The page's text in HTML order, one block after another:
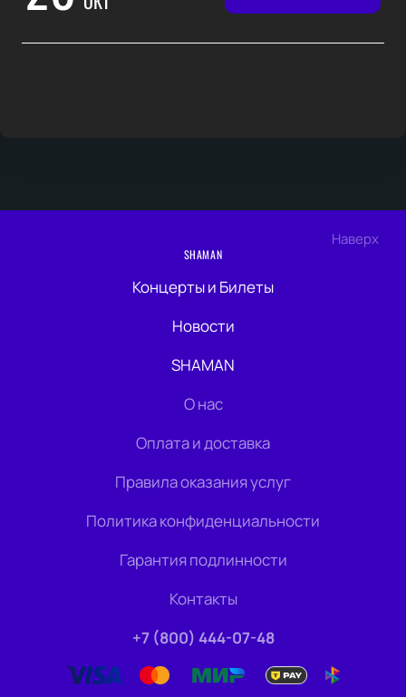
Наверх
SHAMAN
Концерты и Билеты
Новости
SHAMAN
О нас
Оплата и доставка
Правила оказания услуг
Политика конфиденциальности
Гарантия подлинности
Контакты
+7 (800) 444-07-48